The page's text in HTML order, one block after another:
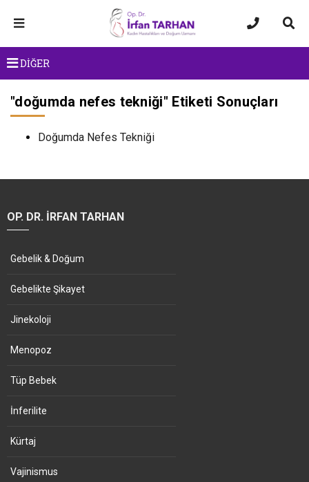
DİĞER
"doğumda nefes tekniği" Etiketi Sonuçları
Doğumda Nefes Tekniği
OP. DR. İRFAN TARHAN
Gebelik & Doğum
Gebelikte Şikayet
Jinekoloji
Menopoz
Tüp Bebek
İnferilite
Kürtaj
Vajinismus